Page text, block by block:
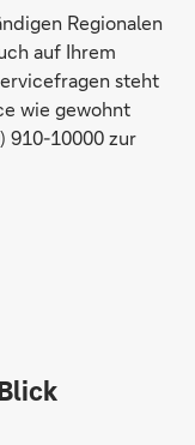
Regionalen
auf Ihrem
steht
wie gewohnt
910-10000 zur